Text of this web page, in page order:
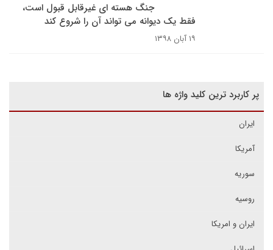
جنگ هسته ای غیرقابل قبول است،
فقط یک دیوانه می تواند آن را شروع کند
۱۹ آبان ۱۳۹۸
پر کاربرد ترین کلید واژه ها
ایران
آمریکا
سوریه
روسیه
ایران و امریکا